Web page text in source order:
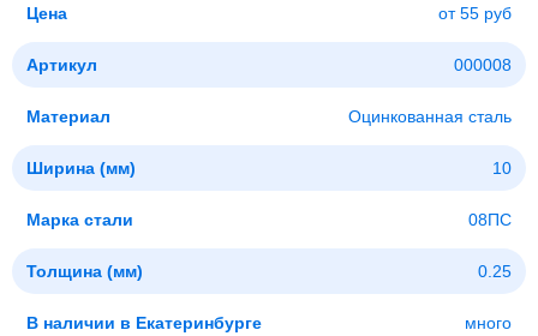
Цена от 55 руб
Артикул 000008
Материал Оцинкованная сталь
Ширина (мм) 10
Марка стали 08ПС
Толщина (мм) 0.25
В наличии в Екатеринбурге много